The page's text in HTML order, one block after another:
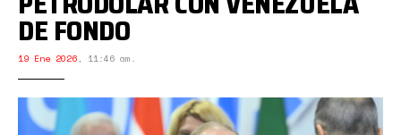
DE FONDO
19 Ene 2026, 11:46 am.